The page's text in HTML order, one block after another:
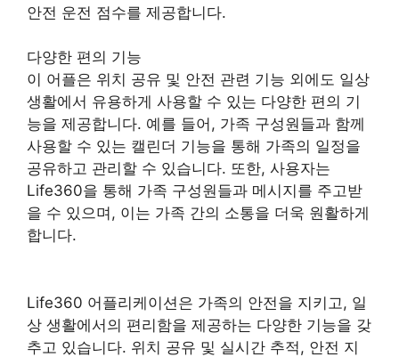
안전 운전 점수를 제공합니다.
다양한 편의 기능
이 어플은 위치 공유 및 안전 관련 기능 외에도 일상
생활에서 유용하게 사용할 수 있는 다양한 편의 기
능을 제공합니다. 예를 들어, 가족 구성원들과 함께
사용할 수 있는 캘린더 기능을 통해 가족의 일정을
공유하고 관리할 수 있습니다. 또한, 사용자는
Life360을 통해 가족 구성원들과 메시지를 주고받
을 수 있으며, 이는 가족 간의 소통을 더욱 원활하게
합니다.
Life360 어플리케이션은 가족의 안전을 지키고, 일
상 생활에서의 편리함을 제공하는 다양한 기능을 갖
추고 있습니다. 위치 공유 및 실시간 추적, 안전 지